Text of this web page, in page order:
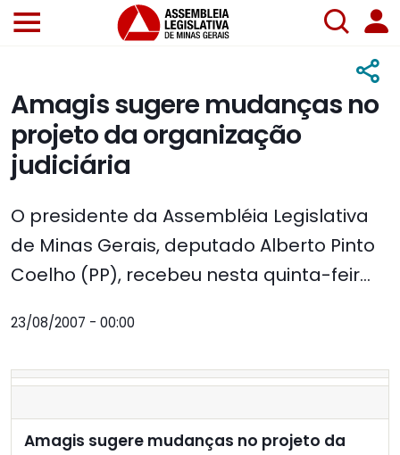
Amagis sugere mudanças no
projeto da organização
judiciária
O presidente da Assembléia Legislativa
de Minas Gerais, deputado Alberto Pinto
Coelho (PP), recebeu nesta quinta-feir...
23/08/2007 - 00:00
Amagis sugere mudanças no projeto da